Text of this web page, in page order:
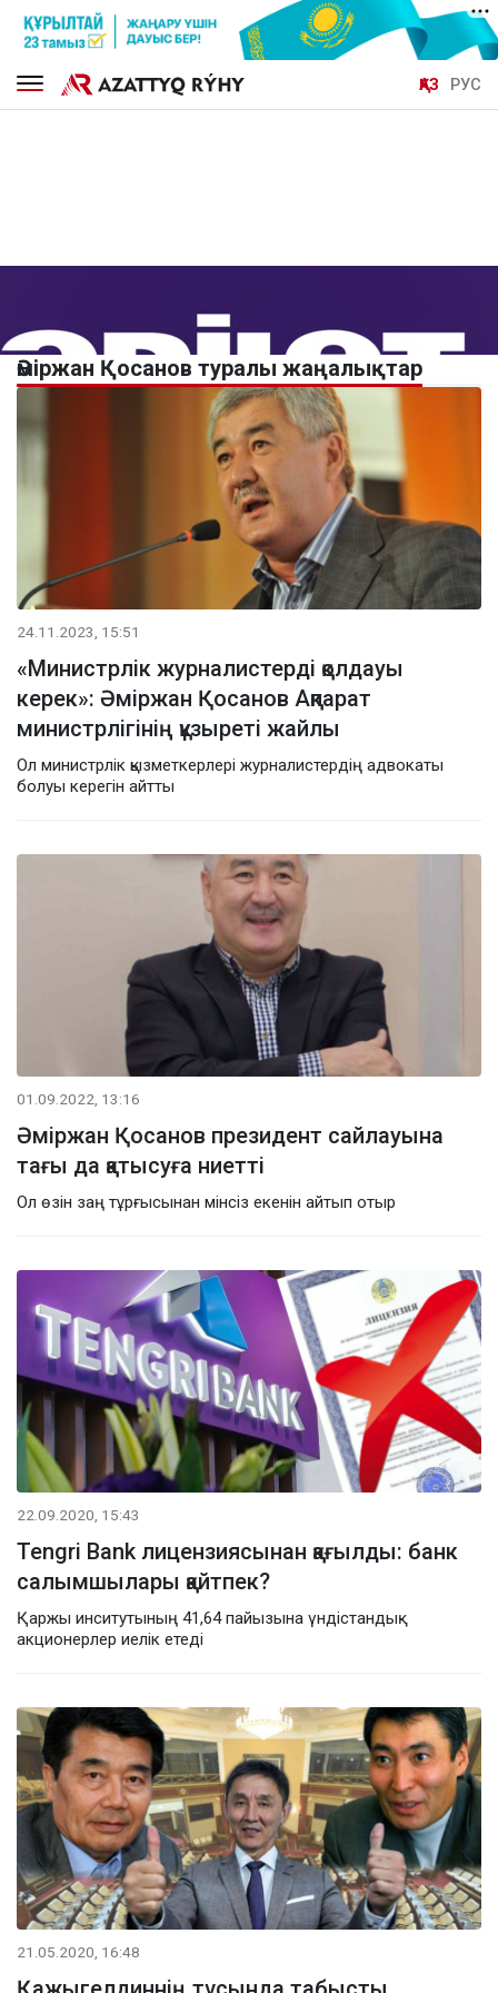
ҚАЗ РУС
Әміржан Қосанов туралы жаңалықтар
24.11.2023, 15:51
«Министрлік журналистерді қолдауы
керек»: Әміржан Қосанов Ақпарат
министрлігінің құзыреті жайлы
Ол министрлік қызметкерлері журналистердің адвокаты
болуы керегін айтты
01.09.2022, 13:16
Әміржан Қосанов президент сайлауына
тағы да қатысуға ниетті
Ол өзін заң тұрғысынан мінсіз екенін айтып отыр
22.09.2020, 15:43
Tengri Bank лицензиясынан қағылды: банк
салымшылары қайтпек?
Қаржы инситутының 41,64 пайызына үндістандық
акционерлер иелік етеді
21.05.2020, 16:48